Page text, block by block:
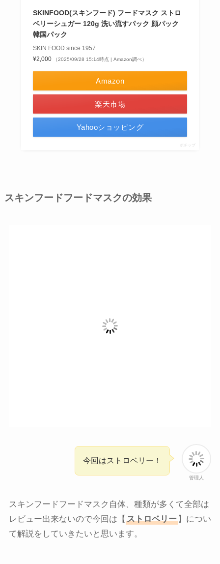
SKINFOOD(スキンフード) フードマスク ストロ
ベリーシュガー 120g 洗い流すパック 顔パック
韓国パック
SKIN FOOD since 1957
¥2,000
（2025/09/28 15:14時点 | Amazon調べ）
Amazon
楽天市場
Yahooショッピング
ポチップ
スキンフードフードマスクの効果
管理人
今回はストロベリー！
スキンフードフードマスク自体、種類が多くて全部は
レビュー出来ないので今回は【 ストロベリー】につい
て解説をしていきたいと思います。